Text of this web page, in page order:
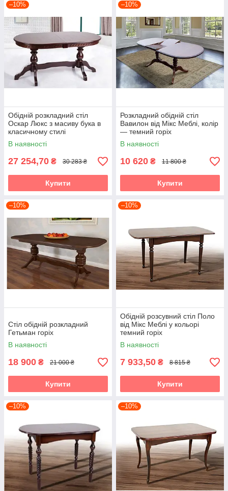
–10%
Обідній розкладний стіл
Оскар Люкс з масиву бука в
класичному стилі
В наявності
27 254,70 ₴ 30 283 ₴
Купити
–10%
Розкладний обідній стіл
Вавилон від Мікс Меблі, колір
— темний горіх
В наявності
10 620 ₴ 11 800 ₴
Купити
–10%
Стіл обідній розкладний
Гетьман горіх
В наявності
18 900 ₴ 21 000 ₴
Купити
–10%
Обідній розсувний стіл Поло
від Мікс Меблі у кольорі
темний горіх
В наявності
7 933,50 ₴ 8 815 ₴
Купити
–10% –10%